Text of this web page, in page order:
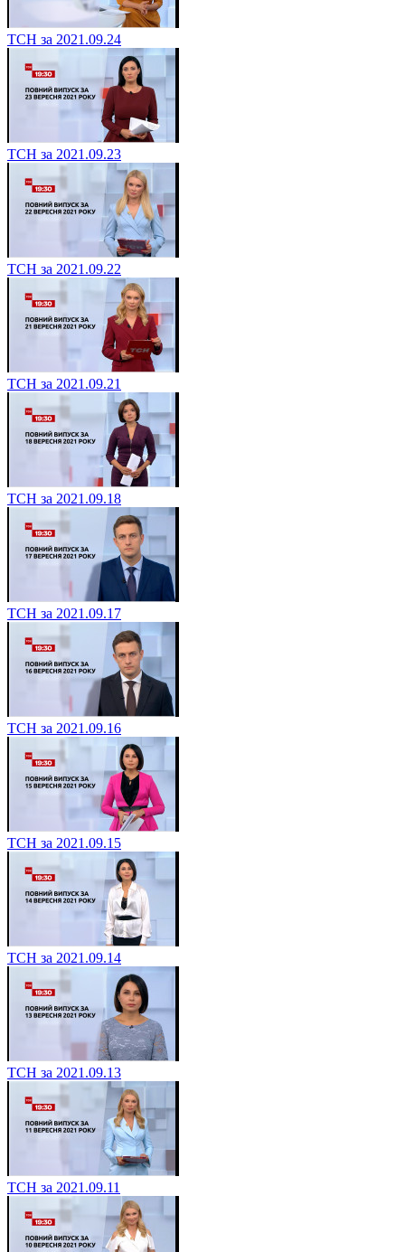
ТСН за 2021.09.24
ТСН за 2021.09.23
ТСН за 2021.09.22
ТСН за 2021.09.21
ТСН за 2021.09.18
ТСН за 2021.09.17
ТСН за 2021.09.16
ТСН за 2021.09.15
ТСН за 2021.09.14
ТСН за 2021.09.13
ТСН за 2021.09.11